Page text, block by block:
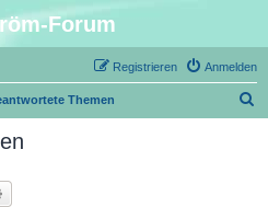
Forum
Anmelden
Registrieren
Themen